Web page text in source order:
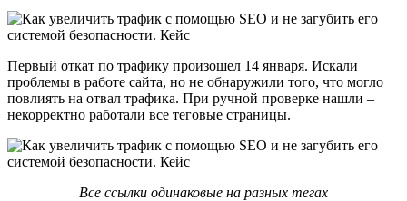
Первый откат по трафику произошел 14 января. Искали
проблемы в работе сайта, но не обнаружили того, что могло
повлиять на отвал трафика. При ручной проверке нашли –
некорректно работали все теговые страницы.
Все ссылки одинаковые на разных тегах